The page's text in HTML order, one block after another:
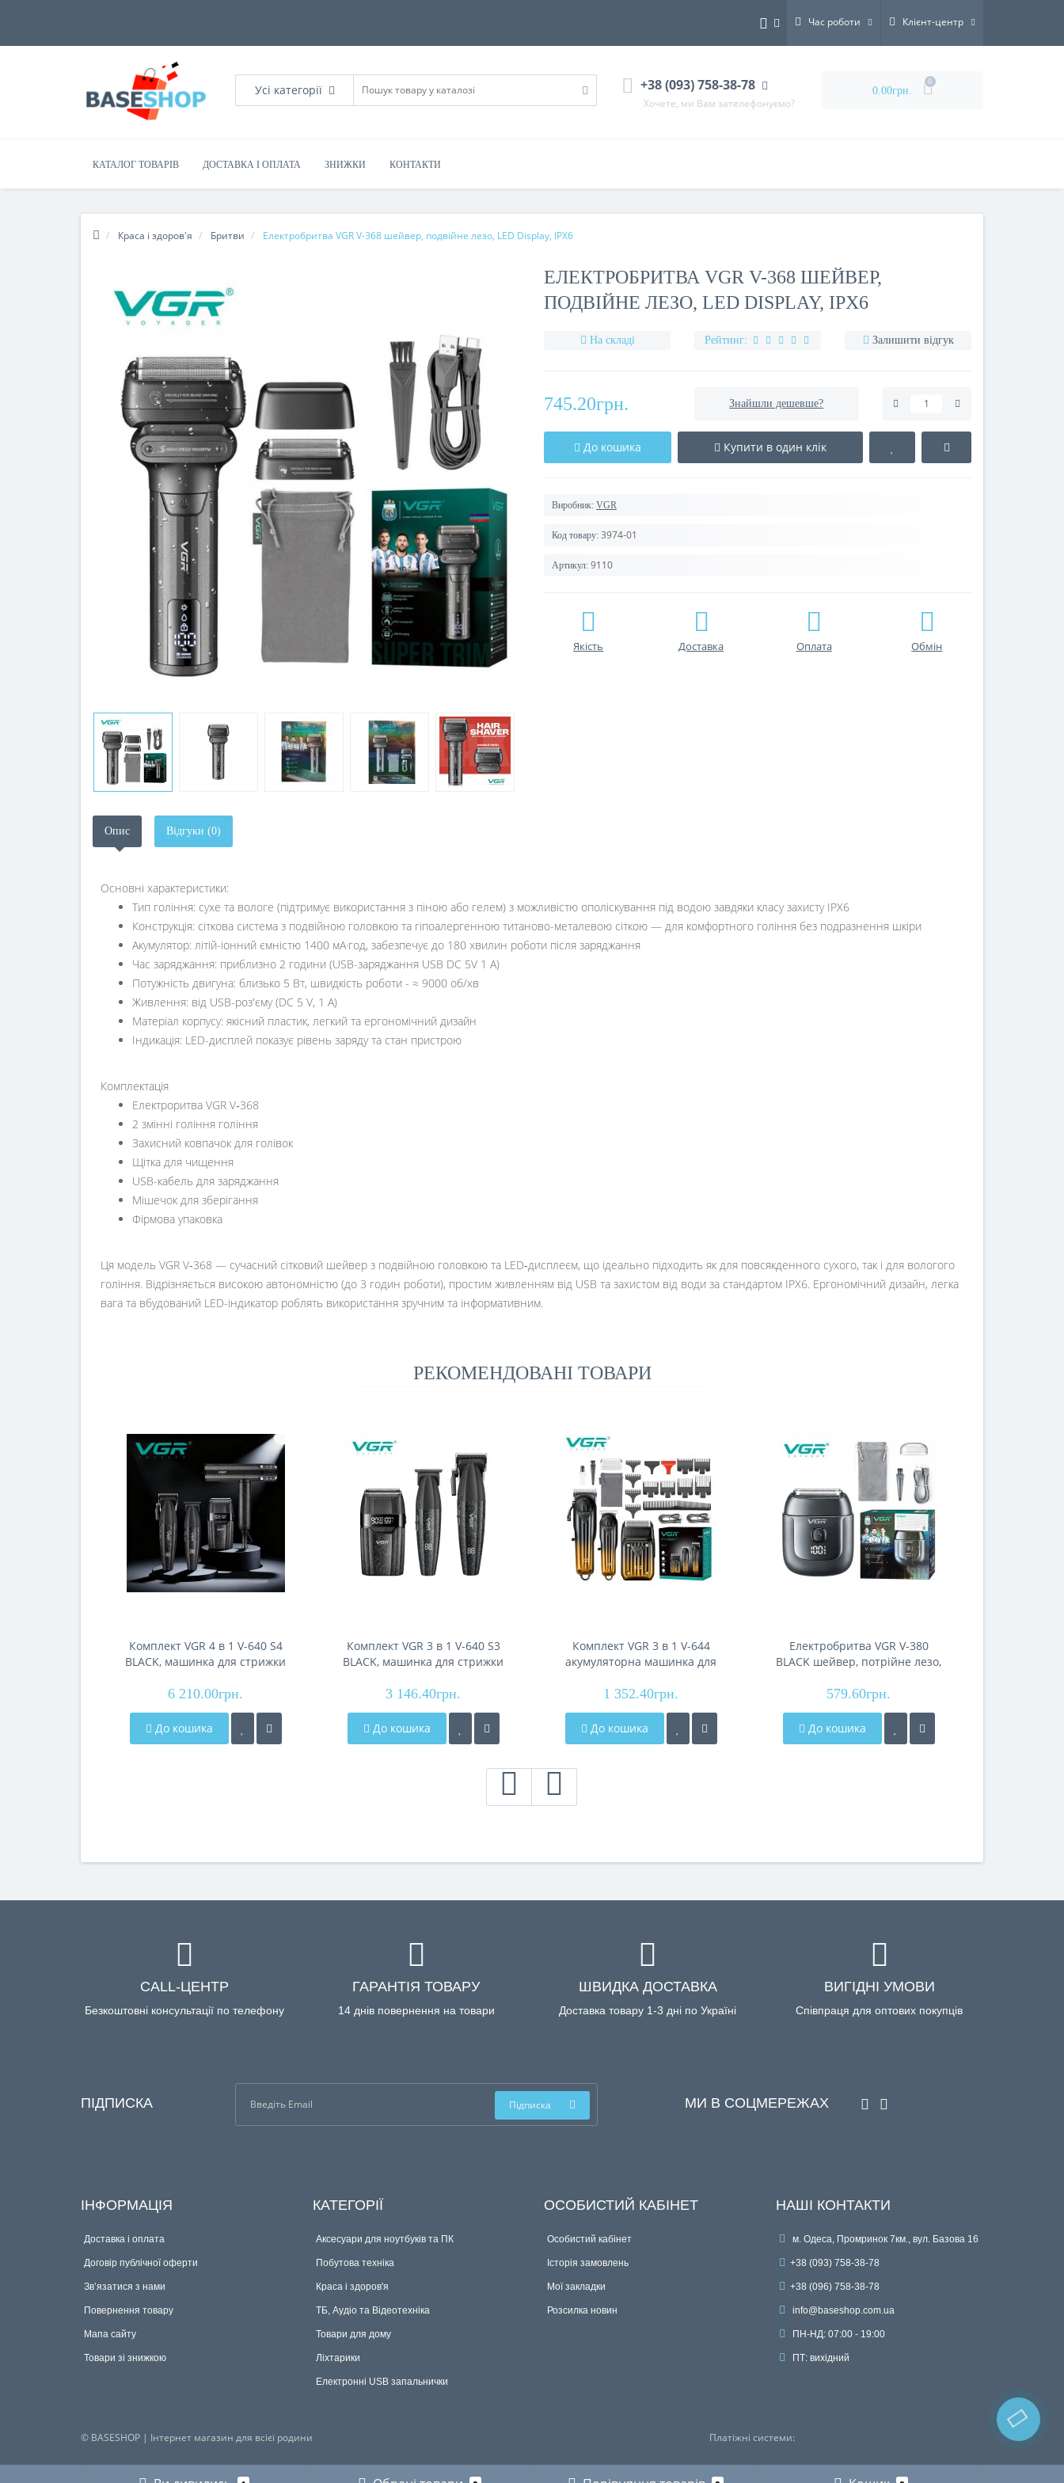
Час роботи Клієнт-центр
Усі категорії +38 (093) 758-38-78
Хочете, ми Вам зателефонуємо?
0.00грн.
0
КАТАЛОГ ТОВАРІВ ДОСТАВКА І ОПЛАТА ЗНИЖКИ КОНТАКТИ
Краса і здоров'я Бритви Електробритва VGR V-368 шейвер, подвійне лезо, LED Display, IPX6
ЕЛЕКТРОБРИТВА VGR V-368 ШЕЙВЕР,
ПОДВІЙНЕ ЛЕЗО, LED DISPLAY, IPX6
На складі Рейтинг: Залишити відгук
745.20грн. Знайшли дешевше?
До кошика Купити в один клік
Виробник: VGR
Код товару: 3974-01
Артикул: 9110
Якість Доставка Оплата Обмін
Опис Відгуки (0)
Основні характеристики:
Тип гоління: сухе та вологе (підтримує використання з піною або гелем) з можливістю ополіскування під водою завдяки класу захисту IPX6
Конструкція: сіткова система з подвійною головкою та гіпоалергенною титаново-металевою сіткою — для комфортного гоління без подразнення шкіри
Акумулятор: літій-іонний ємністю 1400 мА·год, забезпечує до 180 хвилин роботи після заряджання
Час заряджання: приблизно 2 години (USB-заряджання USB DC 5V 1 A)
Потужність двигуна: близько 5 Вт, швидкість роботи - ≈ 9000 об/хв
Живлення: від USB-роз'єму (DC 5 V, 1 A)
Матеріал корпусу: якісний пластик, легкий та ергономічний дизайн
Індикація: LED-дисплей показує рівень заряду та стан пристрою
Комплектація
Електроритва VGR V‑368
2 змінні гоління гоління
Захисний ковпачок для голівок
Щітка для чищення
USB-кабель для заряджання
Мішечок для зберігання
Фірмова упаковка
Ця модель VGR V‑368 — сучасний сітковий шейвер з подвійною головкою та LED‑дисплеєм, що ідеально підходить як для повсякденного сухого, так і для вологого
гоління. Відрізняється високою автономністю (до 3 годин роботи), простим живленням від USB та захистом від води за стандартом IPX6. Ергономічний дизайн, легка
вага та вбудований LED-індикатор роблять використання зручним та інформативним.
РЕКОМЕНДОВАНІ ТОВАРИ
Комплект VGR 4 в 1 V-640 S4
BLACK, машинка для стрижки
електробритва (шейвер), фен
6 210.00грн.
До кошика
Комплект VGR 3 в 1 V-640 S3
BLACK, машинка для стрижки
електробритва (шейвер)
3 146.40грн.
До кошика
Комплект VGR 3 в 1 V-644
акумуляторна машинка для
та електробритва (шейвер)
1 352.40грн.
До кошика
Електробритва VGR V-380
BLACK шейвер, потрійне лезо,
579.60грн.
До кошика
CALL-ЦЕНТР
Безкоштовні консультації по телефону
ГАРАНТІЯ ТОВАРУ
14 днів повернення на товари
ШВИДКА ДОСТАВКА
Доставка товару 1-3 дні по Україні
ВИГІДНІ УМОВИ
Співпраця для оптових покупців
ПІДПИСКА Підписка МИ В СОЦМЕРЕЖАХ
ІНФОРМАЦІЯ
Доставка і оплата
Договір публічної оферти
Зв’язатися з нами
Повернення товару
Мапа сайту
Товари зі знижкою
КАТЕГОРІЇ
Аксесуари для ноутбуків та ПК
Побутова техніка
Краса і здоров'я
ТБ, Аудіо та Відеотехніка
Товари для дому
Ліхтарики
Електронні USB запальнички
ОСОБИСТИЙ КАБІНЕТ
Особистий кабінет
Історія замовлень
Мої закладки
Розсилка новин
НАШІ КОНТАКТИ
м. Одеса, Промринок 7км., вул. Базова 16
+38 (093) 758-38-78
+38 (096) 758-38-78
info@baseshop.com.ua
ПН-НД: 07:00 - 19:00
ПТ: вихідний
© BASESHOP | Інтернет магазин для всієї родини Платіжні системи: